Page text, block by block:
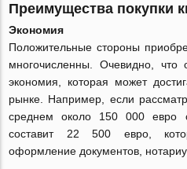
Преимущества покупки
Экономия
Положительные стороны
многочисленны. Очевидно, что
экономия, которая может
рынке. Например, если
среднем около 150 000 евро
составит 22 500 евро,
оформление документов,